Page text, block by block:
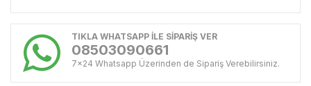
TIKLA WHATSAPP İLE SİPARİŞ VER
08503090661
7x24 Whatsapp Üzerinden de Sipariş Verebilirsiniz.